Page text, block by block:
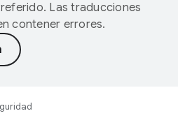
Las traducciones
contener errores.